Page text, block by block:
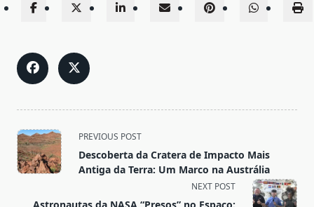
<span
class="nav-
subtitle
reader-
PREVIOUS POST
Descoberta da Cratera de Impacto Mais
Antiga da Terra: Um Marco na Austrália
NEXT POST
Astronautas da NASA “Presos” no Espaço: